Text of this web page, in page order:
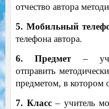
отчество автора
5. Мобильный
телефона автора.
6. Предмет–
отправить
предметом, в котором
7. Класс– учитель